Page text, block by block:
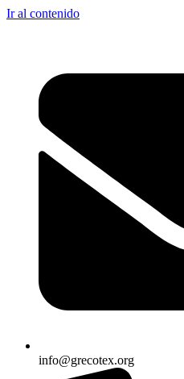
Ir al contenido
info@grecotex.org